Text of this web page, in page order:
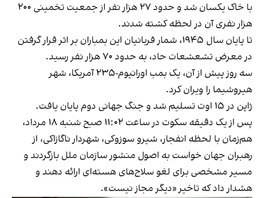
با خاک یکسان شد و حدود ۲۷ هزار نفر از جمعیت تخمینی ۲۰۰
هزار نفری آن در لحظه کشته شدند.
تا پایان سال ۱۹۴۵، شمار قربانیان این بمباران بر اثر قرار گرفتن
در معرض تشعشعات حاد، به حدود ۷۰ هزار نفر رسید.
سه روز پیش از آن، یک بمب اورانیوم-۲۳۵ آمریکا، شهر
هیروشیما را ویران کرد.
ژاپن در ۱۵ اوت تسلیم شد و جنگ جهانی دوم پایان یافت.
پس از یک دقیقه سکوت در ساعت ۱۱:۰۲ صبح شنبه ۱۸ مرداد،
هم‌زمان با لحظه انفجار، شیرو سوزوکی، شهردار ناگازاکی، از
رهبران جهان خواست به اصول منشور سازمان ملل بازگردند و
مسیر مشخصی برای لغو سلاح‌های هسته‌ای ارائه دهند و
هشدار داد که تاخیر «دیگر مجاز نیست».